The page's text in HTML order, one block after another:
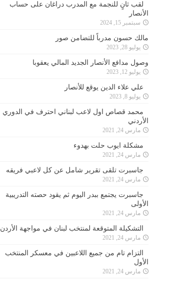
لقب ثانٍ للنجمة مع المدرب دراغان على حساب
الأنصار
سبتمبر 15, 2024
مالك حسون مدرباً للتضامن صور
يوليو 28, 2023
وصول مدافع الأنصار الجديد المالي يعقوبا
يوليو 12, 2023
علي علاء الدين يوقع للأنصار
يوليو 8, 2023
محمد قصاص اول لاعب لبناني احترف في الدوري
الأردني
مارس 24, 2021
مشكلة ايوب حلت بهدوء
مارس 24, 2021
جاسبرت تلقى تقرير شامل عن كل لاعبي فريقه
مارس 24, 2021
جاسبرت يجتمع ببدر اليوم ثم يقود حصته التدريبية
الأولى
مارس 24, 2021
التشكيلة المتوقعة لمنتخب لبنان في مواجهة الأردن
مارس 24, 2021
التزام تام من جميع اللاعبين في معسكر المنتخب
الأول
مارس 24, 2021